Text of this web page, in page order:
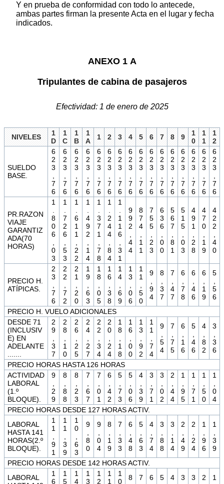
Y en prueba de conformidad con todo lo antecede,
ambas partes firman la presente Acta en el lugar y fecha
indicados.
ANEXO 1 A
Tripulantes de cabina de pasajeros
Efectividad: 1 de enero de 2025
NIVELES
1
D
1
C
1
B
1
A
1 2 3 4 5 6 7 8 9
1
0
1
1
1
2
SUELDO
BASE.
6
2
3
7
6
6
2
3
7
6
6
2
3
7
6
6
2
3
7
6
6
2
3
7
6
6
2
3
7
6
6
2
3
7
6
6
2
3
7
6
6
2
3
7
6
6
2
3
7
6
6
2
3
7
6
6
2
3
7
6
6
2
3
7
6
6
2
3
7
6
6
2
3
7
6
6
2
3
7
6
PR.RAZON
VIAJE
GARANTIZ
ADA(70
HORAS)
1
8
0
6
0
3
1
7
2
6
5
3
1
6
1
1
2
2
1
4
9
2
1
4
1
3
7
1
7
8
1
2
4
4
8
4
1
1
1
6
3
1
9
9
2
4
4
8
7
4
1
1
7
5
5
2
3
6
3
6
0
0
5
6
7
8
1
5
1
5
0
3
4
9
1
2
8
4
7
0
1
9
4
2
2
4
0
PRECIO H.
ATÍPICAS.
2
3
7
6
2
2
7
2
2
1
2
0
1
9
6
3
1
8
0
5
1
6
3
8
1
4
6
9
1
3
0
6
1
1
5
0
9
9
4
8
3
7
7
4
7
6
7
8
6
4
6
6
1
9
5
5
6
PRECIO H. VUELO ADICIONALES
DESDE 71
(INCLUSIV
E) EN
ADELANTE
2
9
3
7
2
8
1
0
2
6
2
5
2
4
2
7
2
2
3
4
2
0
2
4
1
8
1
8
1
6
0
0
1
3
9
2
1
1
7
4
9
5
4
7
7
5
6
1
6
5
4
6
4
8
2
3
3
6
PRECIO HORAS HASTA 126 HORAS
ACTIVIDAD
LABORAL
(1.º
BLOQUE).
9
2
9
8
8
8
8
2
3
7
6
7
7
0
1
6
4
2
5
7
3
5
0
6
4
3
9
3
7
1
3
0
2
2
4
4
1
9
5
1
7
1
1
5
0
1
0
4
PRECIO HORAS DESDE 127 HORAS ACTIV.
LABORAL
HASTA 141
HORAS(2.º
BLOQUE).
1
1
9
1
1
1
3
9
1
0
6
3
9
8
0
9
0
4
8
1
9
7
3
3
6
4
8
5
6
3
4
7
4
3
8
8
3
1
4
2
4
9
2
2
4
1
9
6
1
3
9
PRECIO HORAS DESDE 142 HORAS ACTIV.
LABORAL
1
6
1
5
1
4
1
3
1
2
1
1
1
0
8
7
6
5
4
3
3
2
1